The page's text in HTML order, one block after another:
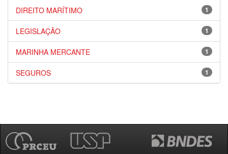
1
DIREITO MARÍTIMO
1
LEGISLAÇÃO
1
MARINHA MERCANTE
1
SEGUROS